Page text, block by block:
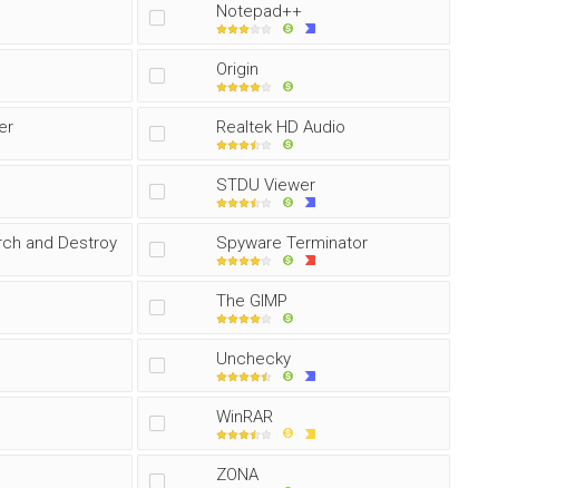
Notepad++
Origin
Realtek HD Audio
STDU Viewer
and Destroy Spyware Terminator
The GIMP
Unchecky
WinRAR
ZONA